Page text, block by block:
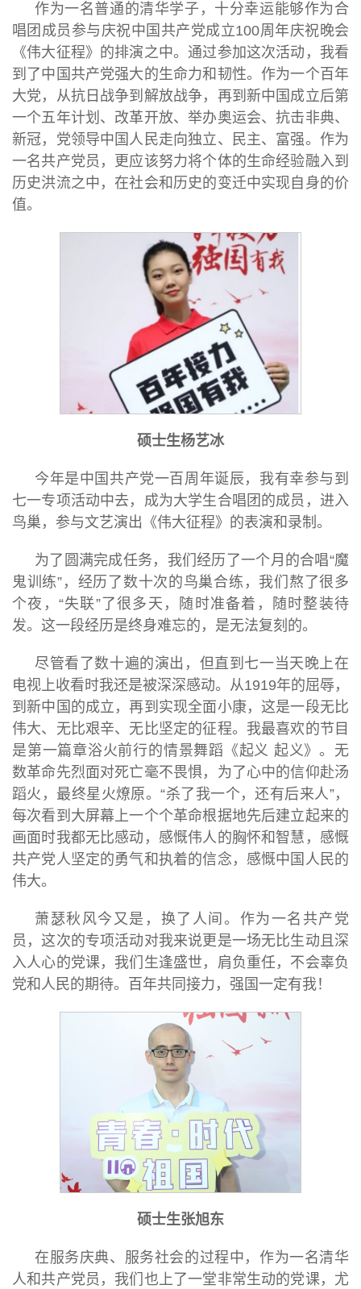
作为一名普通的清华学子，十分幸运能够作为合
唱团成员参与庆祝中国共产党成立100周年庆祝晚会
《伟大征程》的排演之中。通过参加这次活动，我看
到了中国共产党强大的生命力和韧性。作为一个百年
大党，从抗日战争到解放战争，再到新中国成立后第
一个五年计划、改革开放、举办奥运会、抗击非典、
新冠，党领导中国人民走向独立、民主、富强。作为
一名共产党员，更应该努力将个体的生命经验融入到
历史洪流之中，在社会和历史的变迁中实现自身的价
值。
硕士生杨艺冰
今年是中国共产党一百周年诞辰，我有幸参与到
七一专项活动中去，成为大学生合唱团的成员，进入
鸟巢，参与文艺演出《伟大征程》的表演和录制。
为了圆满完成任务，我们经历了一个月的合唱“魔
鬼训练”，经历了数十次的鸟巢合练，我们熬了很多
个夜，“失联”了很多天，随时准备着，随时整装待
发。这一段经历是终身难忘的，是无法复刻的。
尽管看了数十遍的演出，但直到七一当天晚上在
电视上收看时我还是被深深感动。从1919年的屈辱，
到新中国的成立，再到实现全面小康，这是一段无比
伟大、无比艰辛、无比坚定的征程。我最喜欢的节目
是第一篇章浴火前行的情景舞蹈《起义 起义》。无
数革命先烈面对死亡毫不畏惧，为了心中的信仰赴汤
蹈火，最终星火燎原。“杀了我一个，还有后来人”，
每次看到大屏幕上一个个革命根据地先后建立起来的
画面时我都无比感动，感慨伟人的胸怀和智慧，感慨
共产党人坚定的勇气和执着的信念，感慨中国人民的
伟大。
萧瑟秋风今又是，换了人间。作为一名共产党
员，这次的专项活动对我来说更是一场无比生动且深
入人心的党课，我们生逢盛世，肩负重任，不会辜负
党和人民的期待。百年共同接力，强国一定有我！
硕士生张旭东
在服务庆典、服务社会的过程中，作为一名清华
人和共产党员，我们也上了一堂非常生动的党课，尤